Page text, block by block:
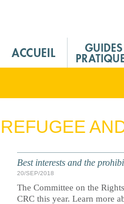
M
n
REFUGEE
Best interests and the
20/SEP/2018
The Committee on the
CRC this year. Learn more